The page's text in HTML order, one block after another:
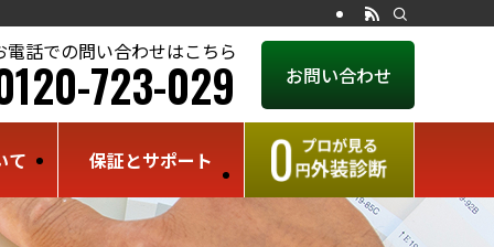
て 保証とサポート
電話での問い合わせはこちら
723-029 お問い合わせ